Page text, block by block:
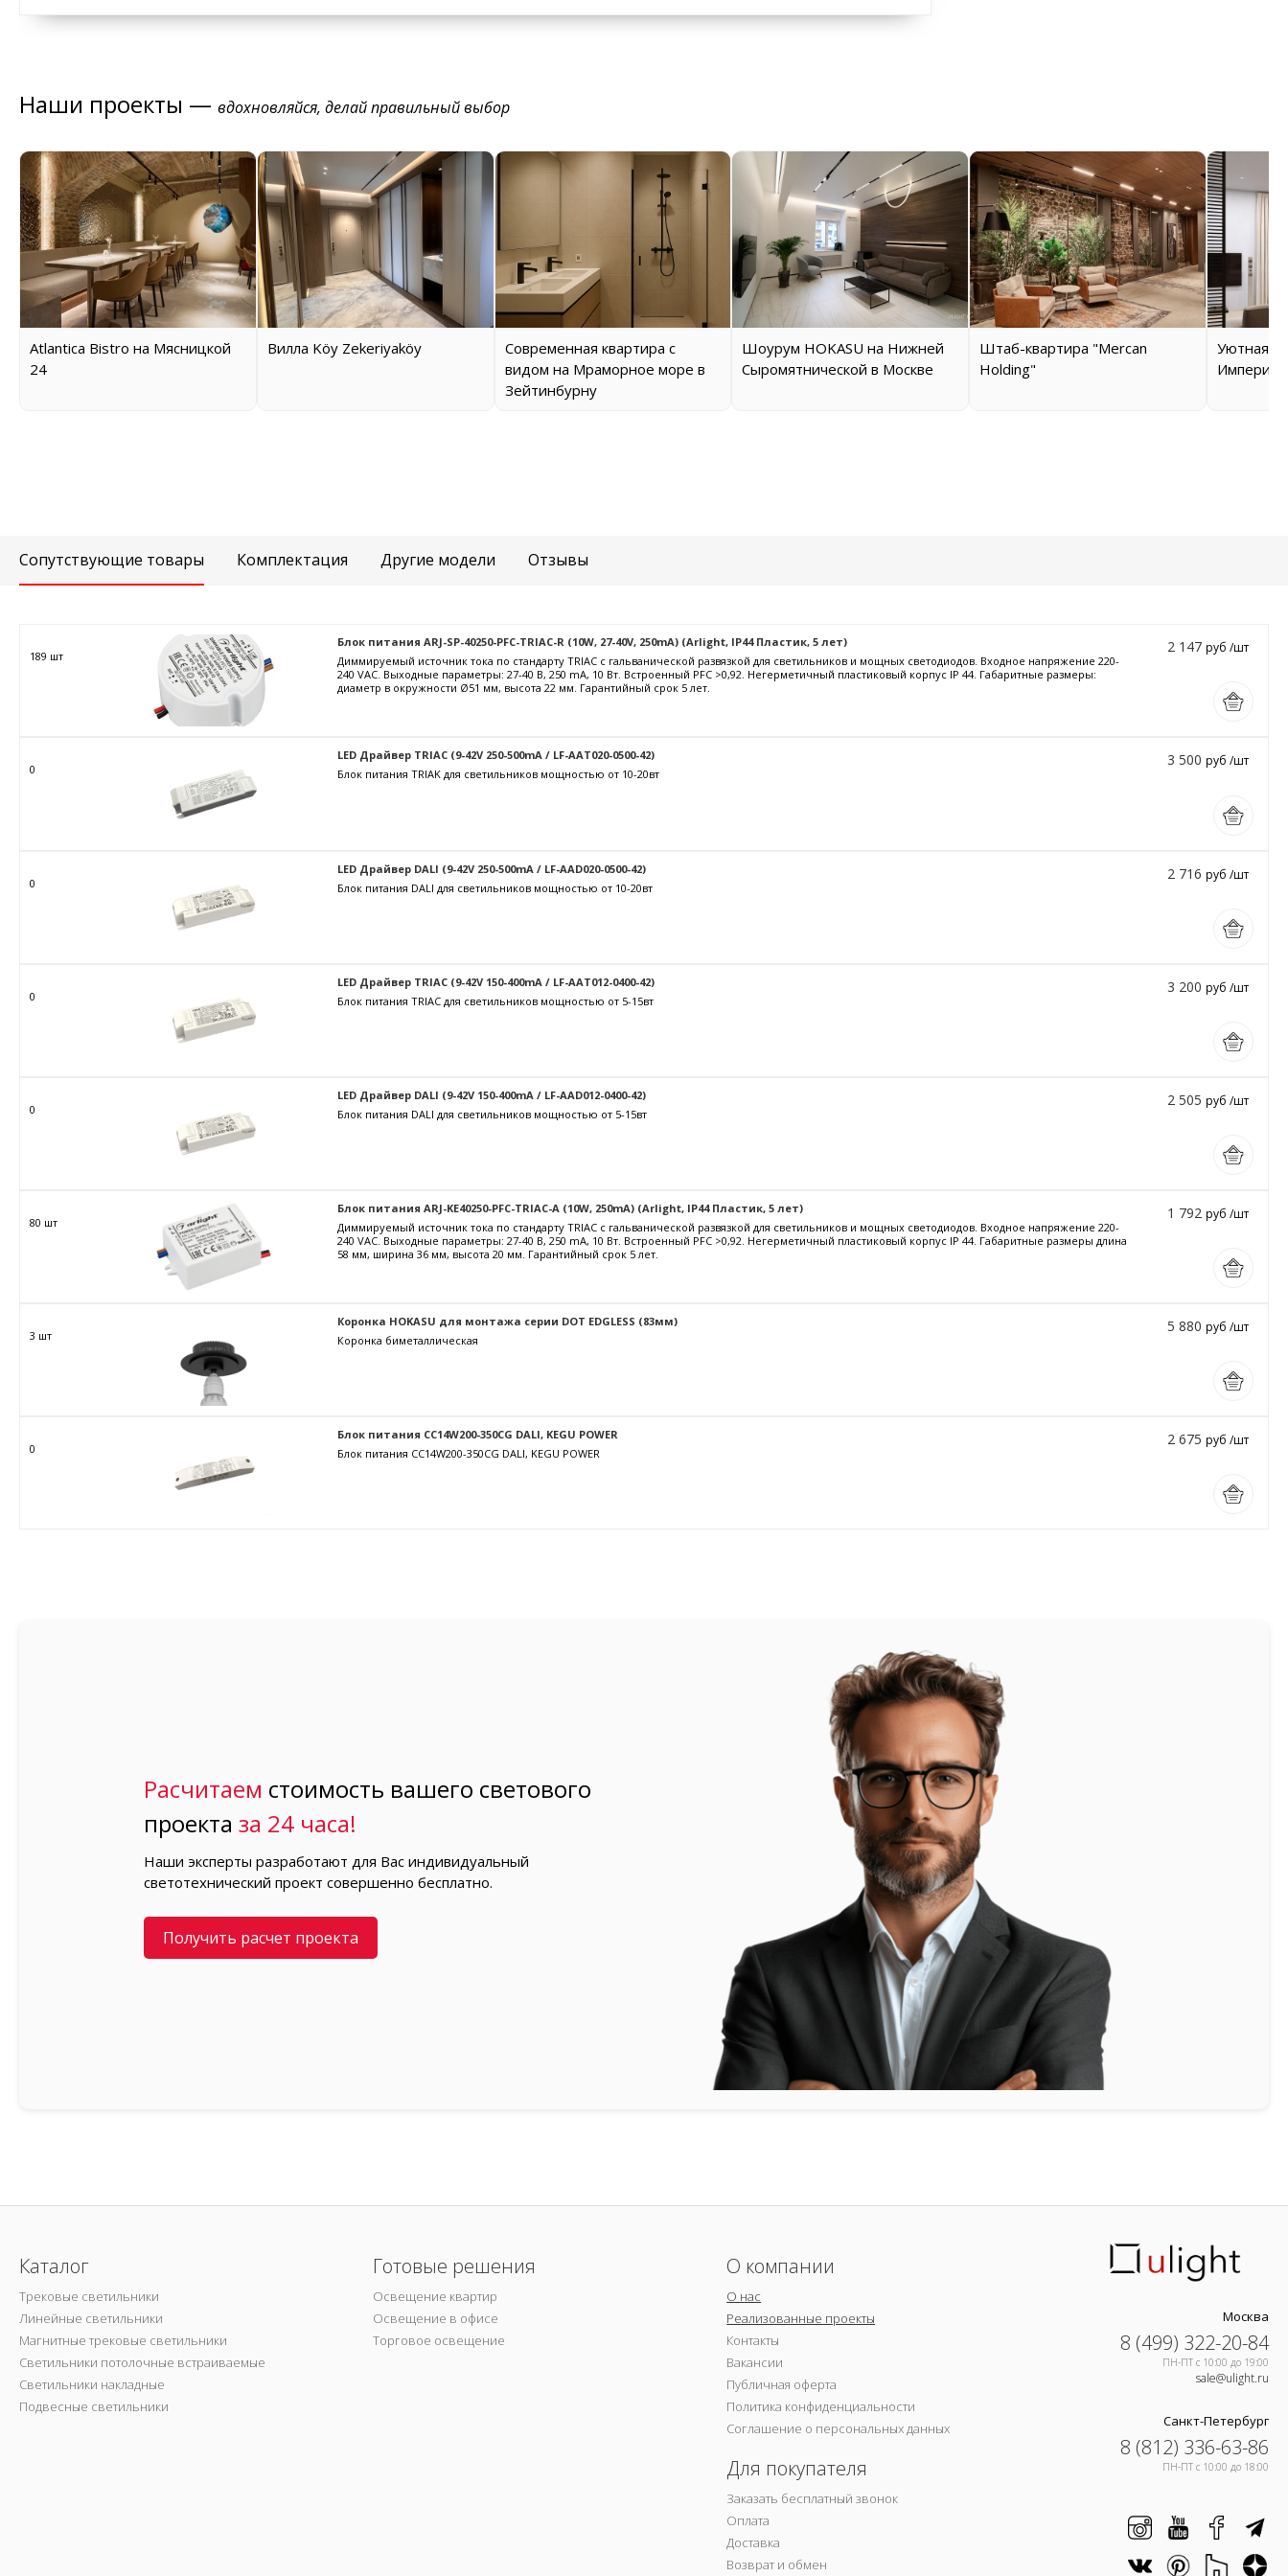
Наши проекты — вдохновляйся, делай правильный выбор
Atlantica Bistro на Мясницкой
24
Вилла Köy Zekeriyaköy
Современная квартира с
видом на Мраморное море в
Зейтинбурну
Шоурум HOKASU на Нижней
Сыромятнической в Москве
Штаб-квартира "Mercan
Holding"
Уютная
Империал
Сопутствующие товары Комплектация Другие модели Отзывы
189 шт
Блок питания ARJ-SP-40250-PFC-TRIAC-R (10W, 27-40V, 250mA) (Arlight, IP44 Пластик, 5 лет)
Диммируемый источник тока по стандарту TRIAC с гальванической развязкой для светильников и мощных светодиодов. Входное напряжение 220-
240 VAC. Выходные параметры: 27-40 В, 250 mА, 10 Вт. Встроенный PFC >0,92. Негерметичный пластиковый корпус IP 44. Габаритные размеры:
диаметр в окружности Ø51 мм, высота 22 мм. Гарантийный срок 5 лет.
2 147 руб /шт
0
LED Драйвер TRIAC (9-42V 250-500mA / LF-AAT020-0500-42)
Блок питания TRIAK для светильников мощностью от 10-20вт
3 500 руб /шт
0
LED Драйвер DALI (9-42V 250-500mA / LF-AAD020-0500-42)
Блок питания DALI для светильников мощностью от 10-20вт
2 716 руб /шт
0
LED Драйвер TRIAC (9-42V 150-400mA / LF-AAT012-0400-42)
Блок питания TRIAC для светильников мощностью от 5-15вт
3 200 руб /шт
0
LED Драйвер DALI (9-42V 150-400mA / LF-AAD012-0400-42)
Блок питания DALI для светильников мощностью от 5-15вт
2 505 руб /шт
80 шт
Блок питания ARJ-KE40250-PFC-TRIAC-A (10W, 250mA) (Arlight, IP44 Пластик, 5 лет)
Диммируемый источник тока по стандарту TRIAC с гальванической развязкой для светильников и мощных светодиодов. Входное напряжение 220-
240 VAC. Выходные параметры: 27-40 В, 250 mА, 10 Вт. Встроенный PFC >0,92. Негерметичный пластиковый корпус IP 44. Габаритные размеры длина
58 мм, ширина 36 мм, высота 20 мм. Гарантийный срок 5 лет.
1 792 руб /шт
3 шт
Коронка HOKASU для монтажа серии DOT EDGLESS (83мм)
Коронка биметаллическая
5 880 руб /шт
0
Блок питания CC14W200-350CG DALI, KEGU POWER
Блок питания CC14W200-350CG DALI, KEGU POWER
2 675 руб /шт
Расчитаем стоимость вашего светового
проектаза 24 часа!
Наши эксперты разработают для Вас индивидуальный
светотехнический проект совершенно бесплатно.
Получить расчет проекта
Каталог
Трековые светильники
Линейные светильники
Магнитные трековые светильники
Светильники потолочные встраиваемые
Светильники накладные
Подвесные светильники
Готовые решения
Освещение квартир
Освещение в офисе
Торговое освещение
О компании
О нас
Реализованные проекты
Контакты
Вакансии
Публичная оферта
Политика конфиденциальности
Соглашение о персональных данных
Для покупателя
Заказать бесплатный звонок
Оплата
Доставка
Возврат и обмен
Москва
8 (499) 322-20-84
ПН-ПТ c 10:00 до 19:00
sale@ulight.ru
Санкт-Петербург
8 (812) 336-63-86
ПН-ПТ c 10:00 до 18:00